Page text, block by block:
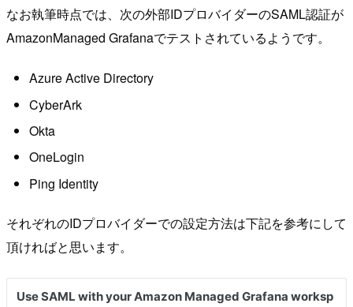
なお執筆時点では、次の外部IDプロバイダーのSAML認証が
AmazonManaged Grafanaでテストされているようです。
Azure Active Directory
CyberArk
Okta
OneLogin
Ping Identity
それぞれのIDプロバイダーでの設定方法は下記を参考にして
頂ければと思います。